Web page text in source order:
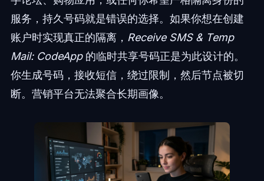
服务，持久号码就是错误的选择。如果你想在创建
账户时实现真正的隔离， Receive SMS & Temp
Mail: CodeApp的临时共享号码正是为此设计的。
你生成号码，接收短信，绕过限制，然后节点被切
断。营销平台无法聚合长期画像。